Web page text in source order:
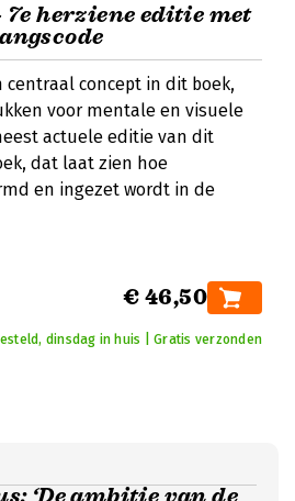
herziene editie met
concept in dit boek,
voor mentale en visuele
actuele editie van dit
dat laat zien hoe
en ingezet wordt in de
€ 46,50
dinsdag in huis | Gratis verzonden